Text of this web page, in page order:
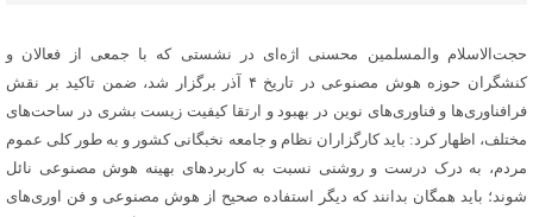
حجت‌الاسلام والمسلمین محسنی اژه‌ای در نشستی که با جمعی از فعالان و
کنشگران حوزه هوش مصنوعی در تاریخ ۴ آذر برگزار شد، ضمن تاکید بر نقش
فرافناوری‌ها و فناوری‌های نوین در بهبود و ارتقا کیفیت زیست بشری در ساحت‌های
مختلف، اظهار کرد: باید کارگزاران نظام و جامعه نخبگانی کشور و به طور کلی عموم
مردم، به درک درست و روشنی نسبت به کاربردهای بهینه هوش مصنوعی نائل
شوند؛ باید همگان بدانند که دیگر استفاده صحیح از هوش مصنوعی و فن اوری‌های